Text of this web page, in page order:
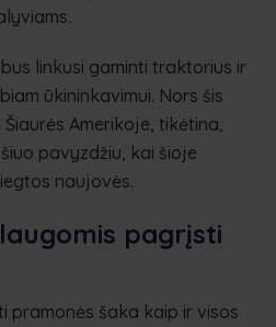
linkusi gaminti traktorius ir
ūkininkavimui. Nors šis
Amerikoje, tikėtina,
pavyzdžiu, kai šioje
naujovės.
pagrįsti
pramonės šaka kaip ir visos